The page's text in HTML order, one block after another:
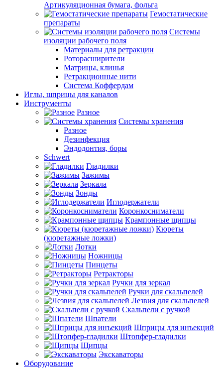
Артикуляционная бумага, фольга
Гемостатические
препараты
Системы
изоляции рабочего поля
Материалы для ретракции
Роторасширители
Матрицы, клинья
Ретракционные нити
Система Коффердам
Иглы, шприцы для каналов
Инструменты
Разное
Системы хранения
Разное
Дезинфекция
Эндодонтия, боры
Schwert
Гладилки
Зажимы
Зеркала
Зонды
Иглодержатели
Коронкосниматели
Крампонные щипцы
Кюреты
(кюретажные ложки)
Лотки
Ножницы
Пинцеты
Ретракторы
Ручки для зеркал
Ручки для скальпелей
Лезвия для скальпелей
Скальпели с ручкой
Шпатели
Шприцы для инъекций
Штопфер-гладилки
Щипцы
Экскаваторы
Оборудование